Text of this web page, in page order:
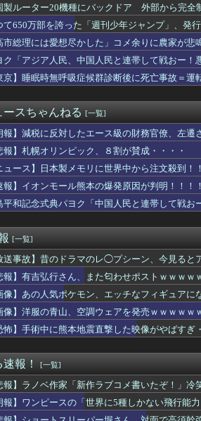
ニューが英語だらけだけど理解出来てる？美
本人より韓国人選手のほうがこの能力だけは上
88円（各店先着88名限定）
顔S 身体S 歌S ダンスS 金髪だが茶髪オプ
ル熊本、花と色紙と生茶が供えられる・・・
「こんな前科持ちのおばさんでいいの…？」
韓国サッカー協会 2011～12年に国際審判員ら
部のスタンド、ガチでヤバい奴が多すぎるｗｗ
りますか？
とに他人に飲みを強要したり、なんか言って
40歳年収700万ワイ、咽び泣く・・・・
に多額の寄付していた。知人「誰にも知られ
ん、OPSナ・リーグ１位に返り咲くｗｗｗｗ
てお召し上がりください」俺「大丈夫でしょ
かけたらこうなるwww
作ったタマネギ、お前らの想像する1.5倍はデ
と喋れるアプリ」、陰キャすぎて何を話せばい
た時に、我が家を舐めるように隅々まで見た
市。総理大臣という立場だとしても、自分の
・吉井明子、45歳で見せたビキニ姿がHすぎる
エンジニア「AIで仕事がつまらなくなった」
ッカー協会、ガチでワールドカップ予選での
プ」、初の100万部割れ 全盛期の1994年には
アナさん、とんでもないグラビアを披露した
レベルのエッチな野良猫が居たらどうする？
田代表、甲子園でインドネシア人が始球式登
葉」ってどう思う？「気の良いお兄ちゃん」
トアイル北征編のルブルムドラゴン・ペレキュ
「ストライクフリーダムガンダム ディアク
てしまう・・・
製ルーター20機種にバックドア 外部から完全
て650万部を誇った「週刊少年ジャンプ」、発
市総理には愛想尽かした」コメ余りに農家が
農家も
ク「アジア人民、中国人民と連帯して戦おー！
京】睡眠時無呼吸症候群診断後に死亡事故＝
スちゃんねる [一覧]
報】減税に反対したエース級の財務官僚、左遷
報】札幌オリンピック、８割が賛成・・・・
ュース】日本製メモリに世界中から注文殺到！
報】イオンモール熊本の爆発原因が判明！！！！
平和記念式典パヨク「中国人民と連帯して戦お
[一覧]
送事故】昔のドラマのレ◯プシーン、今見ると
報】有吉弘行さん、また匂わせポストｗｗｗｗ
像】あの人気ポケモン、エッチなフィギュアに
像】洋服の青山、空調ウェアを発売ｗｗｗｗｗ
怖】手術中に熊本地震直撃した映像がやばすぎ
報！ [一覧]
報】ラノベ作家「新作ラブコメ書いたぞ！」
報】ワンピースの「世界に5種しかない飛行能